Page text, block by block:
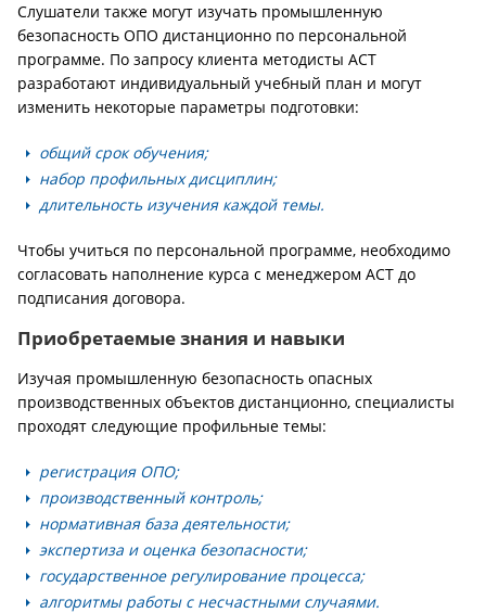
Слушатели также могут изучать промышленную
безопасность ОПО дистанционно по персональной
программе. По запросу клиента методисты АСТ
разработают индивидуальный учебный план и могут
изменить некоторые параметры подготовки:
общий срок обучения;
набор профильных дисциплин;
длительность изучения каждой темы.
Чтобы учиться по персональной программе, необходимо
согласовать наполнение курса с менеджером АСТ до
подписания договора.
Приобретаемые знания и навыки
Изучая промышленную безопасность опасных
производственных объектов дистанционно, специалисты
проходят следующие профильные темы:
регистрация ОПО;
производственный контроль;
нормативная база деятельности;
экспертиза и оценка безопасности;
государственное регулирование процесса;
алгоритмы работы с несчастными случаями.